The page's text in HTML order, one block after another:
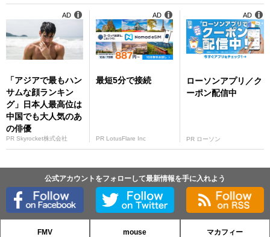
「アジアで最もハン
サムな顔ランキン
グ」日本人最高位は
中国でも大人気のあ
の俳優
PR Skyrocket株式会社
AD
最短5分で接続
PR LotusFlare Inc
AD
ローソンアプリ／ク
ーポン配信中
PR ローソン
AD
公式アカウントをフォローして最新情報を手に入れよう
FMV mouse マカフィー